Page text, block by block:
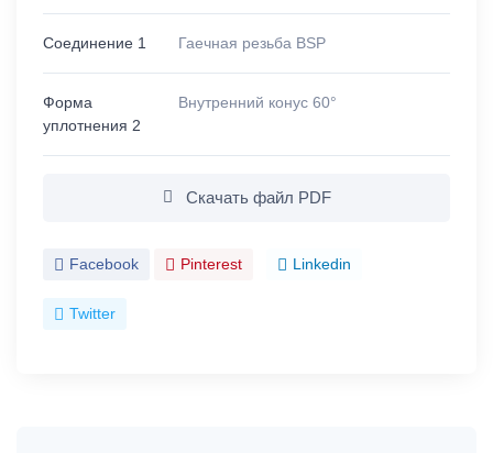
Соединение 1 Гаечная резьба BSP
Форма
уплотнения 2
Внутренний конус 60°
Скачать файл PDF
Facebook Pinterest Linkedin
Twitter